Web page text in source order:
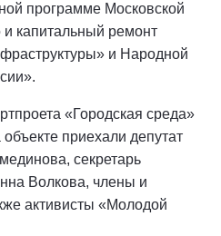
программе Московской
и капитальный ремонт
и Народной
«Городская среда»
приехали депутат
секретарь
Волкова, члены и
активисты «Молодой